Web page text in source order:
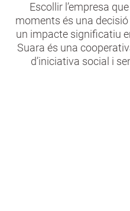
Escollir l’empresa
moments és una
un impacte significatiu
Suara és una
d’iniciativa social i